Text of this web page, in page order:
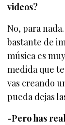
videos?
No, para
bastante de
música es
medida que
vas creando
pueda dejas
-Pero has